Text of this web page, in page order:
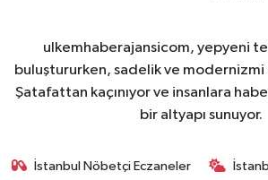
ulkemhaberajansicom, yepyeni
buluştururken, sadelik ve
Şatafattan kaçınıyor ve insanlara
bir altyapı sunuyor.
İstanbul Nöbetçi Eczaneler